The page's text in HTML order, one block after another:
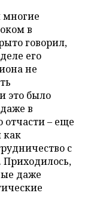
в
говорил,
его
не
это было
в
отчасти – еще
как
с
даже